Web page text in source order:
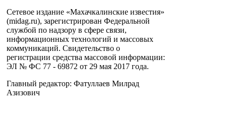
Сетевое издание «Махачкалинские известия»
(midag.ru), зарегистрирован Федеральной
службой по надзору в сфере связи,
информационных технологий и массовых
коммуникаций. Свидетельство о
регистрации средства массовой информации:
ЭЛ № ФС 77 - 69872 от 29 мая 2017 года.
Главный редактор: Фатуллаев Милрад
Азизович